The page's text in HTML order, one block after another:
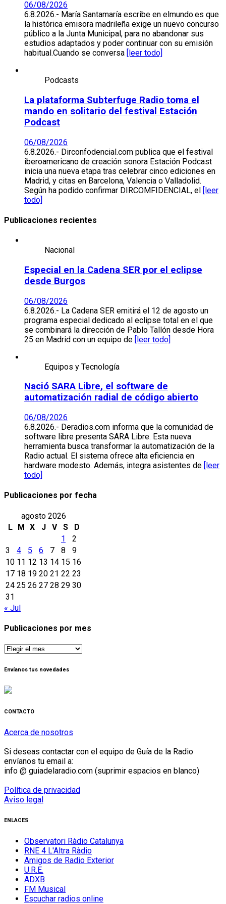
06/08/2026
6.8.2026.- María Santamaría escribe en elmundo.es que
la histórica emisora madrileña exige un nuevo concurso
público a la Junta Municipal, para no abandonar sus
estudios adaptados y poder continuar con su emisión
habitual.Cuando se conversa
[leer todo]
Podcasts
La plataforma Subterfuge Radio toma el
mando en solitario del festival Estación
Podcast
06/08/2026
6.8.2026.- Dirconfodencial.com publica que el festival
iberoamericano de creación sonora Estación Podcast
inicia una nueva etapa tras celebrar cinco ediciones en
Madrid, y citas en Barcelona, Valencia o Valladolid.
Según ha podido confirmar DIRCOMFIDENCIAL, el [leer
todo]
Publicaciones recientes
Nacional
Especial en la Cadena SER por el eclipse
desde Burgos
06/08/2026
6.8.2026.- La Cadena SER emitirá el 12 de agosto un
programa especial dedicado al eclipse total en el que
se combinará la dirección de Pablo Tallón desde Hora
25 en Madrid con un equipo de [leer todo]
Equipos y Tecnología
Nació SARA Libre, el software de
automatización radial de código abierto
06/08/2026
6.8.2026.- Deradios.com informa que la comunidad de
software libre presenta SARA Libre. Esta nueva
herramienta busca transformar la automatización de la
Radio actual. El sistema ofrece alta eficiencia en
hardware modesto. Además, integra asistentes de [leer
todo]
Publicaciones por fecha
agosto 2026
L
M X J V S
D
1
2
3
4 5 6 7 8
9
10 11 12 13 14 15 16
17 18 19 20 21 22 23
24 25 26 27 28 29 30
31
« Jul
Publicaciones por mes
Publicaciones
mes
Envíanos tus novedades
CONTACTO
Acerca de nosotros
Si deseas contactar con el equipo de Guía de la Radio
envíanos tu email a:
info @ guiadelaradio.com (suprimir espacios en blanco)
Política de privacidad
Aviso legal
ENLACES
Observatori Ràdio Catalunya
RNE 4 L'Altra Ràdio
Amigos de Radio Exterior
U.R.E.
ADXB
FM Musical
Escuchar radios online